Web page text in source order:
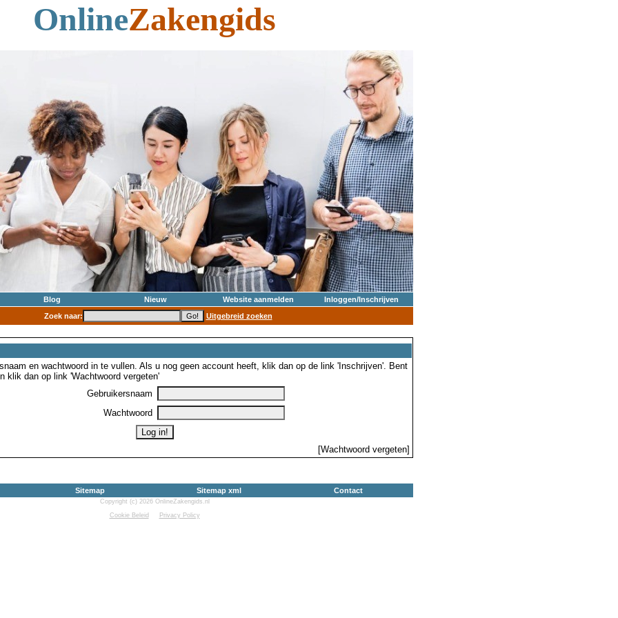
OnlineZakengids
Blog Nieuw Website aanmelden
Inloggen/Inschrijven
Zoek naar:
Uitgebreid zoeken
en wachtwoord in te vullen. Als u nog geen account heeft, klik dan op de link 'Inschrijven'. Bent
klik dan op link 'Wachtwoord vergeten'
Gebruikersnaam
Wachtwoord
[Wachtwoord vergeten]
Sitemap Sitemap xml Contact
Copyright (c) 2026 OnlineZakengids.nl
Cookie Beleid
Privacy Policy